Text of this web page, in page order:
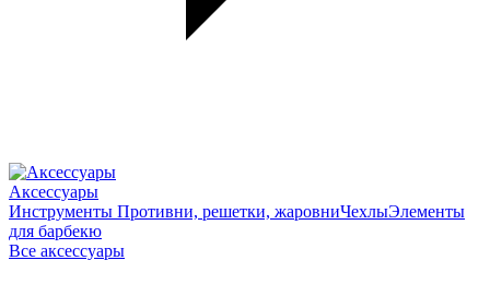
Аксессуары
Инструменты Противни, решетки, жаровниЧехлыЭлементы
для барбекю
Все аксессуары